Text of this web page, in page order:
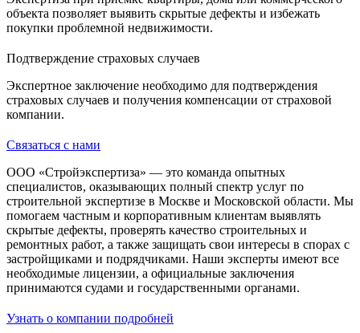
объекта позволяет выявить скрытые дефекты и избежать
покупки проблемной недвижимости.
Подтверждение страховых случаев
Экспертное заключение необходимо для подтверждения
страховых случаев и получения компенсации от страховой
компании.
Связаться с нами
ООО «Стройэкспертиза» — это команда опытных
специалистов, оказывающих полный спектр услуг по
строительной экспертизе в Москве и Московской области. Мы
помогаем частным и корпоративным клиентам выявлять
скрытые дефекты, проверять качество строительных и
ремонтных работ, а также защищать свои интересы в спорах с
застройщиками и подрядчиками. Наши эксперты имеют все
необходимые лицензии, а официальные заключения
принимаются судами и государственными органами.
Узнать о компании подробней